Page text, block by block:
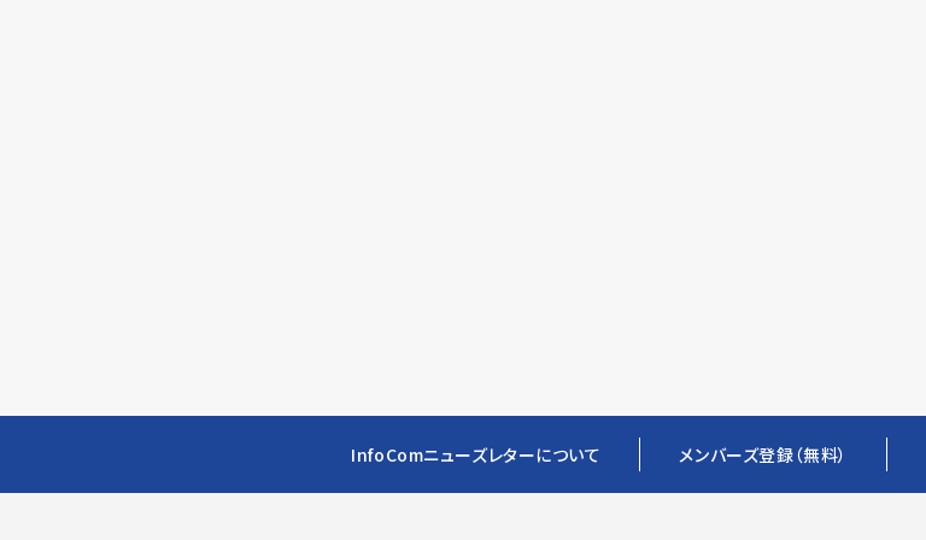
InfoComニューズレターについて メンバーズ登録（無料）